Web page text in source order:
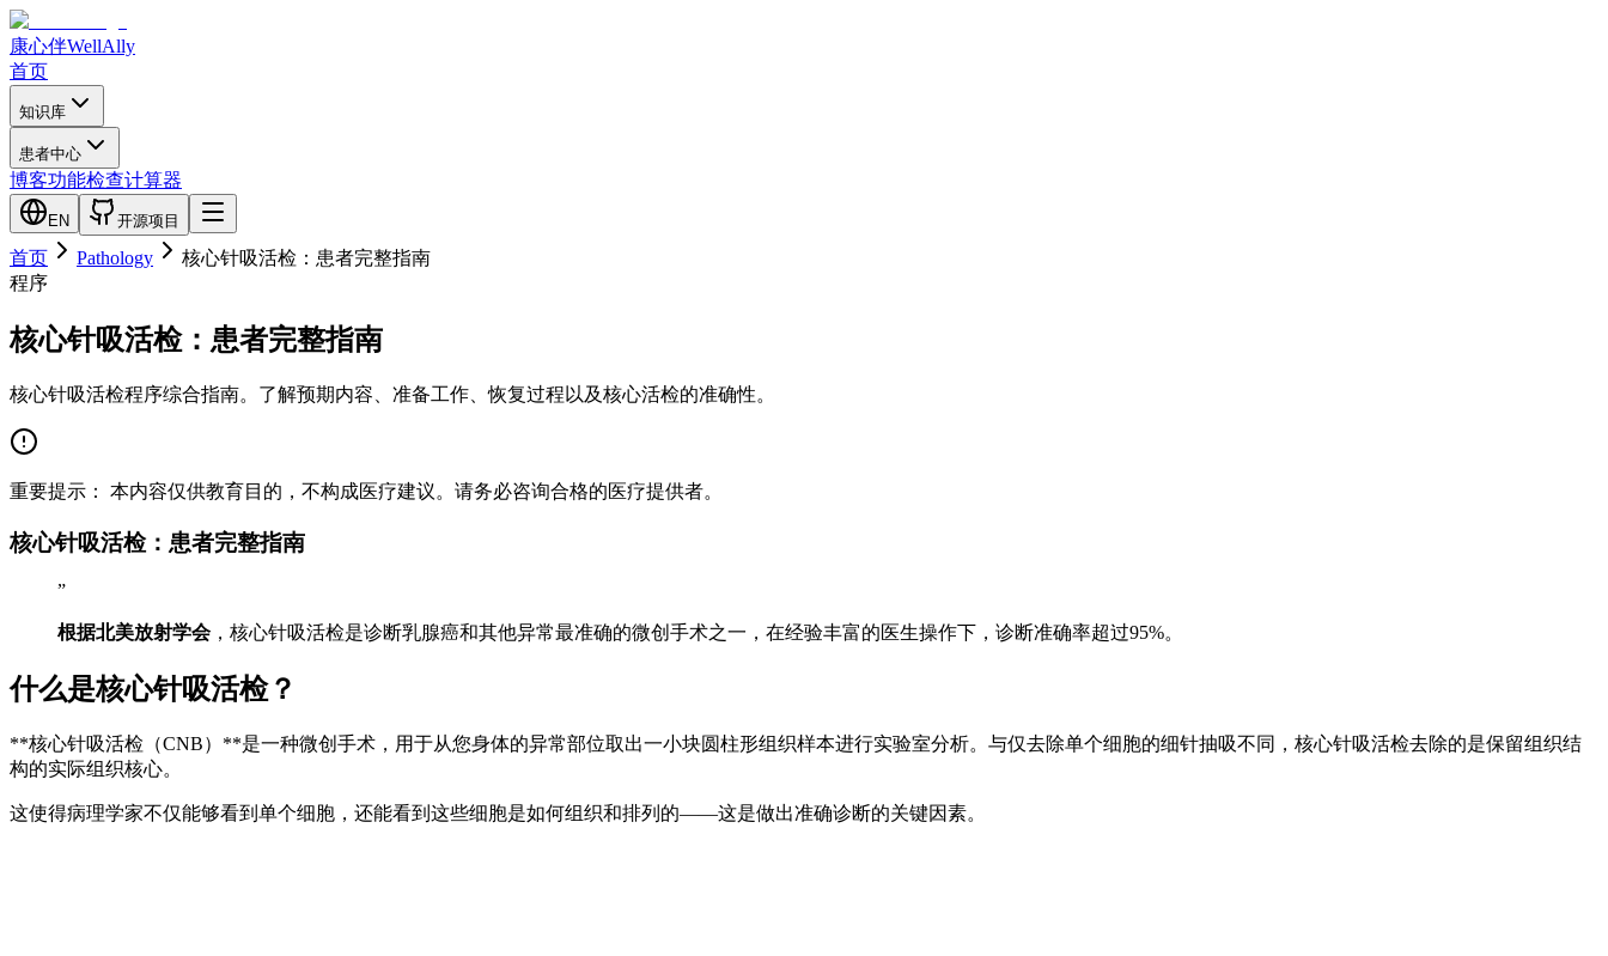
康心伴WellAlly
首页
知识库
患者中心
博客功能检查计算器
EN 开源项目
首页 Pathology
核心针吸活检：患者完整指南
程序
核心针吸活检：患者完整指南
核心针吸活检程序综合指南。了解预期内容、准备工作、恢复过程以及核心活检的准确性。
重要提示： 本内容仅供教育目的，不构成医疗建议。请务必咨询合格的医疗提供者。
核心针吸活检：患者完整指南
”
根据北美放射学会，核心针吸活检是诊断乳腺癌和其他异常最准确的微创手术之一，在经验丰富的医生操作下，诊断准确率超过95%。
什么是核心针吸活检？
**核心针吸活检（CNB）**是一种微创手术，用于从您身体的异常部位取出一小块圆柱形组织样本进行实验室分析。与仅去除单个细胞的细针抽吸不同，核心针吸活检去除的是保留组织结
构的实际组织核心。
这使得病理学家不仅能够看到单个细胞，还能看到这些细胞是如何组织和排列的——这是做出准确诊断的关键因素。